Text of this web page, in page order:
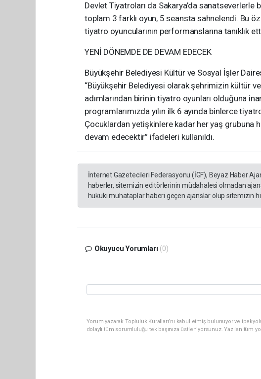
Devlet Tiyatroları da Sakarya’da
toplam 3 farklı oyun, 5 seansta sahnelendi. Bu
tiyatro oyuncularının performanslarına tanıklık
YENİ DÖNEMDE DE DEVAM EDECEK
Büyükşehir Belediyesi Kültür ve Sosyal İşler
“Büyükşehir Belediyesi olarak şehrimizin kültür
adımlarından birinin tiyatro oyunları olduğuna
programlarımızda yılın ilk 6 ayında binlerce
Çocuklardan yetişkinlere kadar her yaş grubuna
devam edecektir” ifadeleri kullanıldı.
İnternet Gazetecileri Federasyonu (İGF), Beyaz Haber
haberler, sitemizin editörlerinin müdahalesi olmadan
hukuki muhataplar haberi geçen ajanslar olup sitemizin
Okuyucu Yorumları (0)
Yorum yazarak Topluluk Kuralları’nı kabul etmiş bulunuyor ve
dolaylı tüm sorumluluğu tek başınıza üstleniyorsunuz. Yazılan